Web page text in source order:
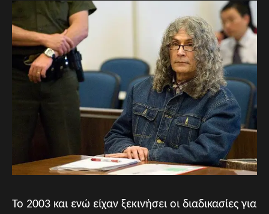
Το 2003 και ενώ είχαν ξεκινήσει οι διαδικασίες για